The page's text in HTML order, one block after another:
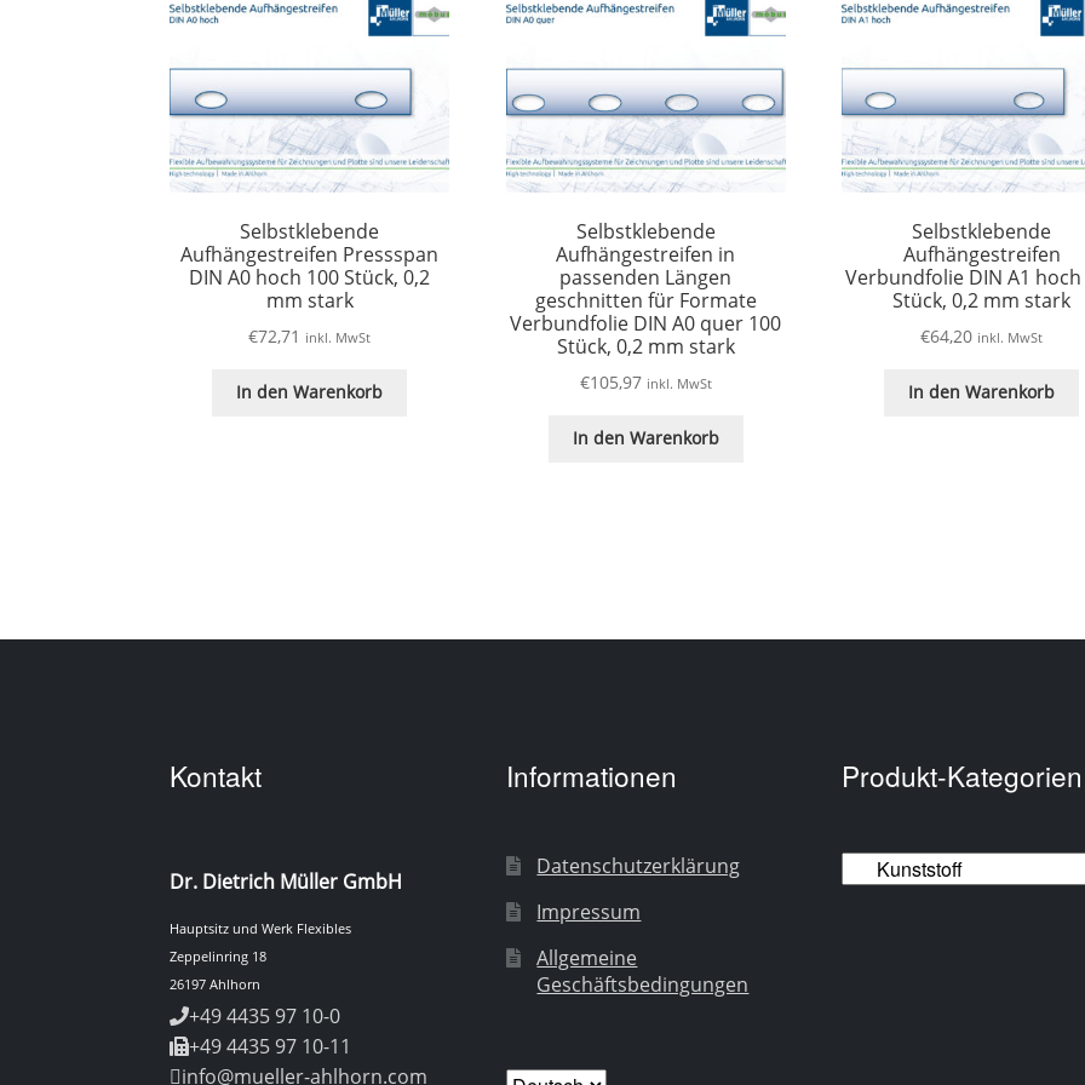
Selbstklebende
Aufhängestreifen Pressspan
DIN A0 hoch 100 Stück, 0,2
mm stark
€72,71 inkl. MwSt
In den Warenkorb
Selbstklebende
Aufhängestreifen in
passenden Längen
geschnitten für Formate
Verbundfolie DIN A0 quer 100
Stück, 0,2 mm stark
€105,97 inkl. MwSt
In den Warenkorb
Selbstklebende
Aufhängestreifen
Verbundfolie DIN A1 hoch
Stück, 0,2 mm stark
€64,20 inkl. MwSt
In den Warenkorb
Kontakt
Dr. Dietrich Müller GmbH
Hauptsitz und Werk Flexibles
Zeppelinring 18
26197 Ahlhorn
+49 4435 97 10-0
+49 4435 97 10-11
info@mueller-ahlhorn.com
Informationen
Datenschutzerklärung
Impressum
Allgemeine
Geschäftsbedingungen
Produkt-Kategorien